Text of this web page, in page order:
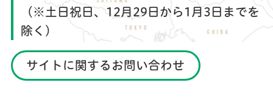
（※土日祝日、12月29日から1月3日までを
除く）
サイトに関するお問い合わせ